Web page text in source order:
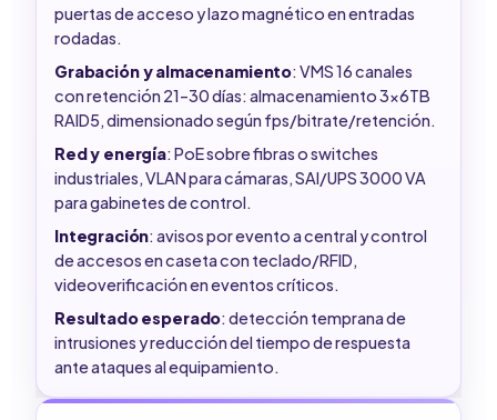
puertas de acceso y lazo magnético en entradas
rodadas.
Grabación y almacenamiento: VMS 16 canales
con retención 21–30 días: almacenamiento 3x6TB
RAID5, dimensionado según fps/bitrate/retención.
Red y energía: PoE sobre fibras o switches
industriales, VLAN para cámaras, SAI/UPS 3000 VA
para gabinetes de control.
Integración: avisos por evento a central y control
de accesos en caseta con teclado/RFID,
videoverificación en eventos críticos.
Resultado esperado: detección temprana de
intrusiones y reducción del tiempo de respuesta
ante ataques al equipamiento.